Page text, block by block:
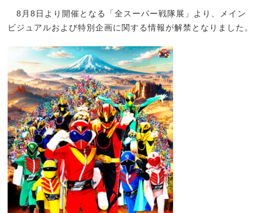
8月8日より開催となる「全スーパー戦隊展」より、メイン
ビジュアルおよび特別企画に関する情報が解禁となりました。